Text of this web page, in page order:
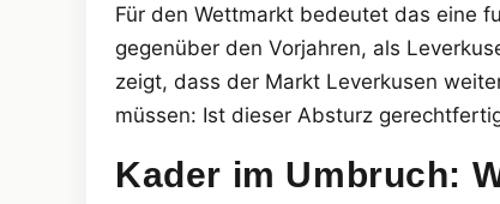
Für den Wettmarkt bedeutet das eine
gegenüber den Vorjahren, als
zeigt, dass der Markt Leverkusen
müssen: Ist dieser Absturz
Kader im Umbruch: